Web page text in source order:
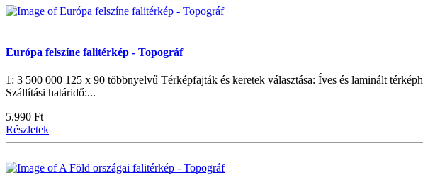
Európa felszíne falitérkép - Topográf
1: 3 500 000 125 x 90 többnyelvű Térképfajták és keretek választása: Íves és laminált
Szállítási határidő:...
5.990 Ft
Részletek